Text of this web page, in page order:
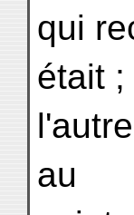
qui
était ;
au